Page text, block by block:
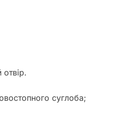
суглоба;